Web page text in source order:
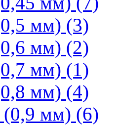
мм) (3)
мм) (2)
мм) (1)
мм) (4)
мм) (6)